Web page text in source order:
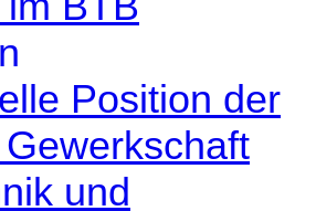
Position der
und